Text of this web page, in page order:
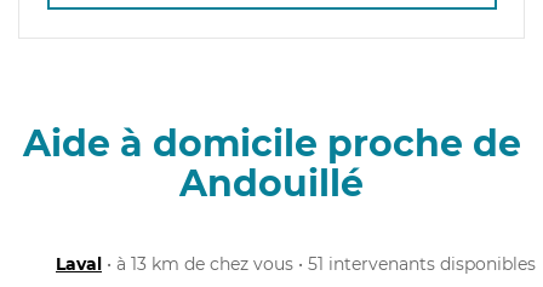
Aide à domicile proche de
Andouillé
Laval • à 13 km de chez vous • 51 intervenants disponibles